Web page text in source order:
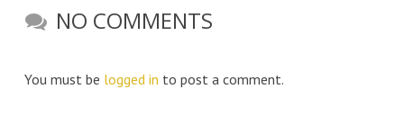
NO COMMENTS
You must be logged in to post a comment.